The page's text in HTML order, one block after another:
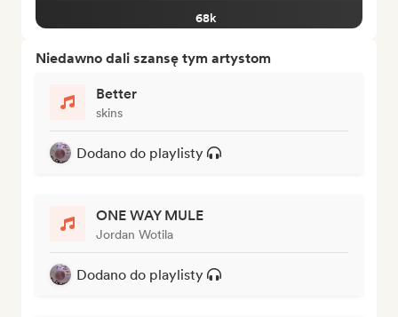
68k
Niedawno dali szansę tym artystom
Better
skins
Dodano do playlisty
ONE WAY MULE
Jordan Wotila
Dodano do playlisty